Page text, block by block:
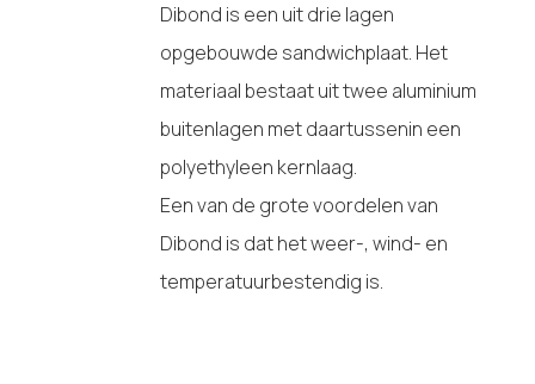
Dibond is een uit drie lagen
opgebouwde sandwichplaat. Het
materiaal bestaat uit twee aluminium
buitenlagen met daartussenin een
polyethyleen kernlaag.
Een van de grote voordelen van
Dibond is dat het weer-, wind- en
temperatuurbestendig is.